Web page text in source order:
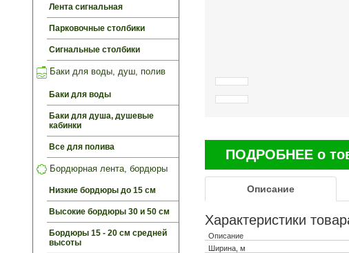
Лента сигнальная
Парковочные столбики
Сигнальные столбики
Баки для воды, душ, полив
Баки для воды
Баки для душа, душевые
кабинки
Все для полива
Бордюрная лента, бордюры
Низкие бордюры до 15 см
Высокие бордюры 30 и 50 см
Бордюры 15 - 20 см средней
высоты
ПОДРОБНЕЕ о
Описание
Характеристики
Описание
Ширина, м